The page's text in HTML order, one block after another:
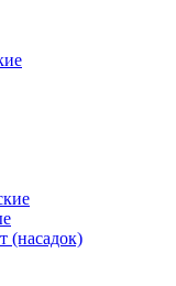
(насадок)